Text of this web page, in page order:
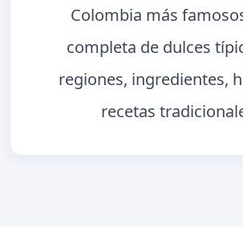
Colombia más
completa de dulces
regiones, ingredientes,
recetas